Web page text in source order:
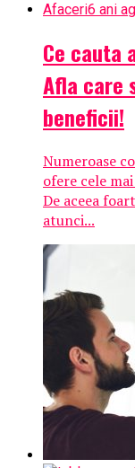
Afaceri6 ani
Ce cauta
Afla care
beneficii!
Numeroase
ofere cele
De aceea
atunci...